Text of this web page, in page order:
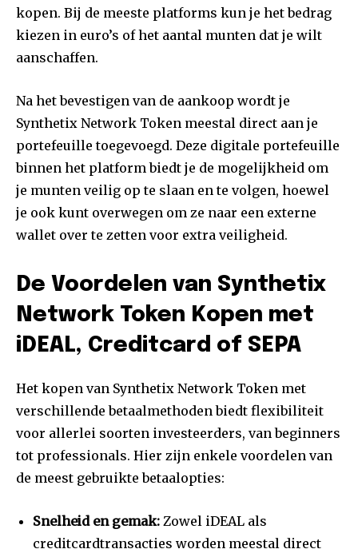
kopen. Bij de meeste platforms kun je het bedrag
kiezen in euro’s of het aantal munten dat je wilt
aanschaffen.
Na het bevestigen van de aankoop wordt je
Synthetix Network Token meestal direct aan je
portefeuille toegevoegd. Deze digitale portefeuille
binnen het platform biedt je de mogelijkheid om
je munten veilig op te slaan en te volgen, hoewel
je ook kunt overwegen om ze naar een externe
wallet over te zetten voor extra veiligheid.
De Voordelen van Synthetix
Network Token Kopen met
iDEAL, Creditcard of SEPA
Het kopen van Synthetix Network Token met
verschillende betaalmethoden biedt flexibiliteit
voor allerlei soorten investeerders, van beginners
tot professionals. Hier zijn enkele voordelen van
de meest gebruikte betaalopties:
Snelheid en gemak: Zowel iDEAL als
creditcardtransacties worden meestal direct